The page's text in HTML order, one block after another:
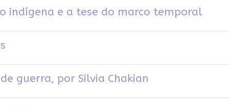
indígena e a tese do marco temporal
guerra, por Silvia Chakian